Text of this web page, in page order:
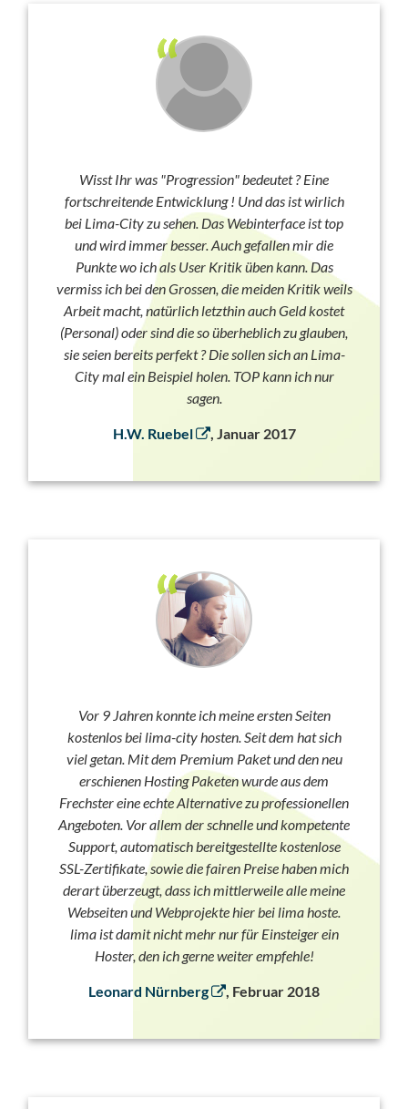
Wisst Ihr was "Progression" bedeutet ? Eine
fortschreitende Entwicklung ! Und das ist wirlich
bei Lima-City zu sehen. Das Webinterface ist top
und wird immer besser. Auch gefallen mir die
Punkte wo ich als User Kritik üben kann. Das
vermiss ich bei den Grossen, die meiden Kritik weils
Arbeit macht, natürlich letzthin auch Geld kostet
(Personal) oder sind die so überheblich zu glauben,
sie seien bereits perfekt ? Die sollen sich an Lima-
City mal ein Beispiel holen. TOP kann ich nur
sagen.
H.W. Ruebel , Januar 2017
Vor 9 Jahren konnte ich meine ersten Seiten
kostenlos bei lima-city hosten. Seit dem hat sich
viel getan. Mit dem Premium Paket und den neu
erschienen Hosting Paketen wurde aus dem
Frechster eine echte Alternative zu professionellen
Angeboten. Vor allem der schnelle und kompetente
Support, automatisch bereitgestellte kostenlose
SSL-Zertifikate, sowie die fairen Preise haben mich
derart überzeugt, dass ich mittlerweile alle meine
Webseiten und Webprojekte hier bei lima hoste.
lima ist damit nicht mehr nur für Einsteiger ein
Hoster, den ich gerne weiter empfehle!
Leonard Nürnberg , Februar 2018